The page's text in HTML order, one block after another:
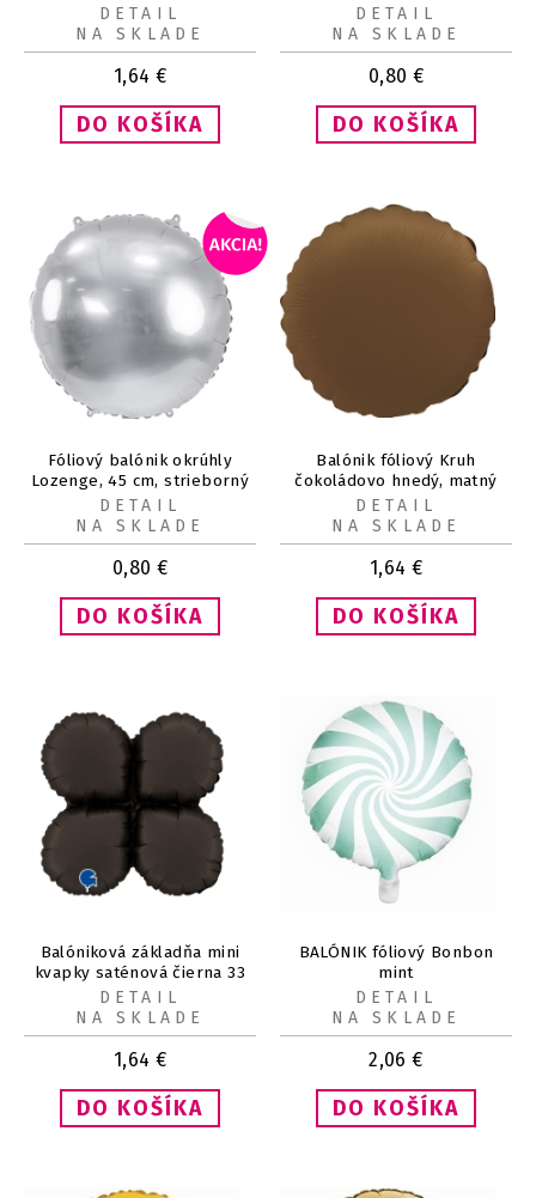
1,64 €
DETAIL
NA SKLADE
0,80 €
DETAIL
NA SKLADE
Fóliový balónik okrúhly
Lozenge, 45 cm, strieborný
0,80 €
DETAIL
NA SKLADE
Balónik fóliový Kruh
čokoládovo hnedý, matný
45 cm
1,64 €
DETAIL
NA SKLADE
Balóniková základňa mini
kvapky saténová čierna 33
cm
1,64 €
DETAIL
NA SKLADE
BALÓNIK fóliový Bonbon
mint
2,06 €
DETAIL
NA SKLADE